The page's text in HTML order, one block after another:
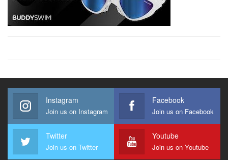
Instagram
Join us on Instagram
Facebook
Join us on Facebook
Twitter
Join us on Twitter
Youtube
Join us on Youtube